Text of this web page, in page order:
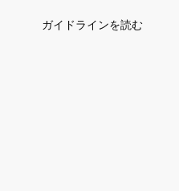
ガイドラインを読む